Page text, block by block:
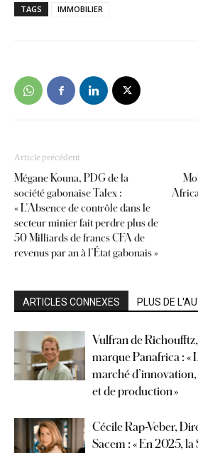
TAGS IMMOBILIER
Article précédent
Mégane Kouna, PDG de la
société gabonaise Talex :
« L’Absence de contrôle dans le
secteur minier fait perdre plus de
50 Milliards de francs CFA de
revenus par an à l’État gabonais »
ARTICLES CONNEXES PLUS DE
Vulfran de
marque Panafrica : «
marché
et de production »
Cécile Rap-Veber,
Sacem : « En 2025,